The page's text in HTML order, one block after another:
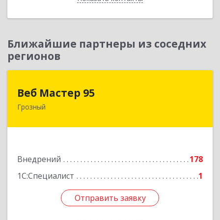
Ближайшие партнеры из соседних
регионов
Веб Мастер 95
Грозный
Внедрений
178
1С:Специалист
1
Отправить заявку
Подробнее
Отправить заявку